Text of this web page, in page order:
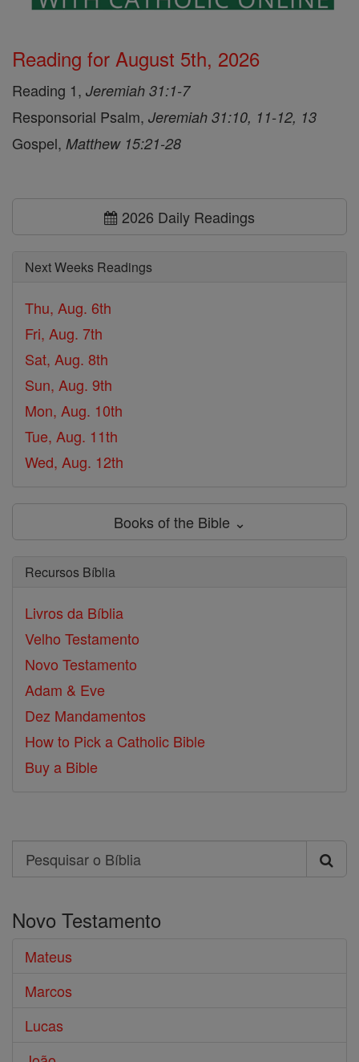
Reading for August 5th, 2026
Reading 1, Jeremiah 31:1-7
Responsorial Psalm, Jeremiah 31:10, 11-12, 13
Gospel, Matthew 15:21-28
2026 Daily Readings
Next Weeks Readings
Thu, Aug. 6th
Fri, Aug. 7th
Sat, Aug. 8th
Sun, Aug. 9th
Mon, Aug. 10th
Tue, Aug. 11th
Wed, Aug. 12th
Books of the Bible ⌄
Recursos Bíblia
Livros da Bíblia
Velho Testamento
Novo Testamento
Adam & Eve
Dez Mandamentos
How to Pick a Catholic Bible
Buy a Bible
Search
Pesquisar
Bíblia
Novo Testamento
Mateus
Marcos
Lucas